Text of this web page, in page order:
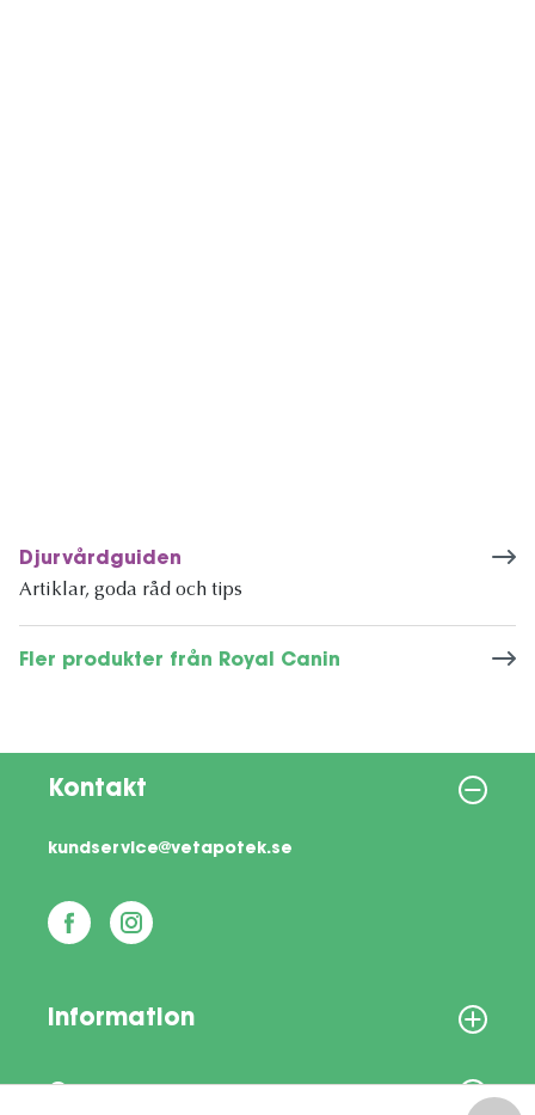
Djurvårdguiden
Artiklar, goda råd och tips
Fler produkter från Royal Canin
Kontakt
kundservice@vetapotek.se
Information